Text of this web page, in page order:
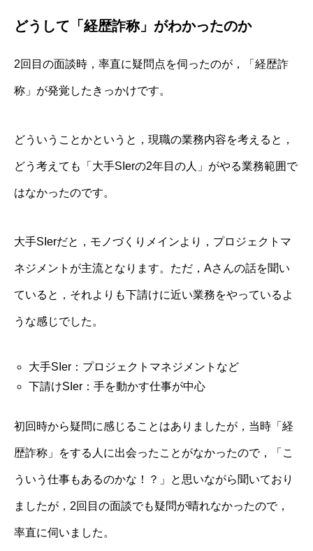
どうして「経歴詐称」がわかったのか
2回目の面談時，率直に疑問点を伺ったのが，「経歴詐
称」が発覚したきっかけです。
どういうことかというと，現職の業務内容を考えると，
どう考えても「大手SIerの2年目の人」がやる業務範囲で
はなかったのです。
大手SIerだと，モノづくりメインより，プロジェクトマ
ネジメントが主流となります。ただ，Aさんの話を聞い
ていると，それよりも下請けに近い業務をやっているよ
うな感じでした。
大手SIer：プロジェクトマネジメントなど
下請けSIer：手を動かす仕事が中心
初回時から疑問に感じることはありましたが，当時「経
歴詐称」をする人に出会ったことがなかったので，「こ
ういう仕事もあるのかな！？」と思いながら聞いており
ましたが，2回目の面談でも疑問が晴れなかったので，
率直に伺いました。